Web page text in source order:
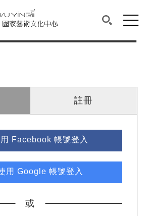
文化中心
內容區。
塊列有本網站主要連結。
術文化中心
搜尋(開
網
頁主要內容區。
註冊
Facebook 帳號登入
用 Google 帳號登入
或